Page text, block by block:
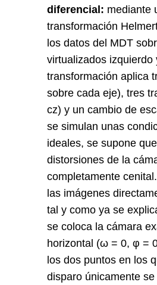
diferencial: mediante
transformación
los datos del MDT
virtualizados izquierdo
transformación aplica
sobre cada eje), tres
cz) y un cambio de
se simulan unas
ideales, se supone
distorsiones de la
completamente
las imágenes
tal y como ya se
se coloca la cámara
horizontal (ω = 0, φ =
los dos puntos en los
disparo únicamente